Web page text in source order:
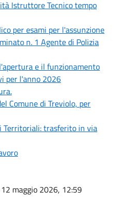
Istruttore Tecnico tempo
per esami per l'assunzione
n. 1 Agente di Polizia
e il funzionamento
per l'anno 2026
Comune di Treviolo, per
Territoriali: trasferito in via
12 maggio 2026, 12:59